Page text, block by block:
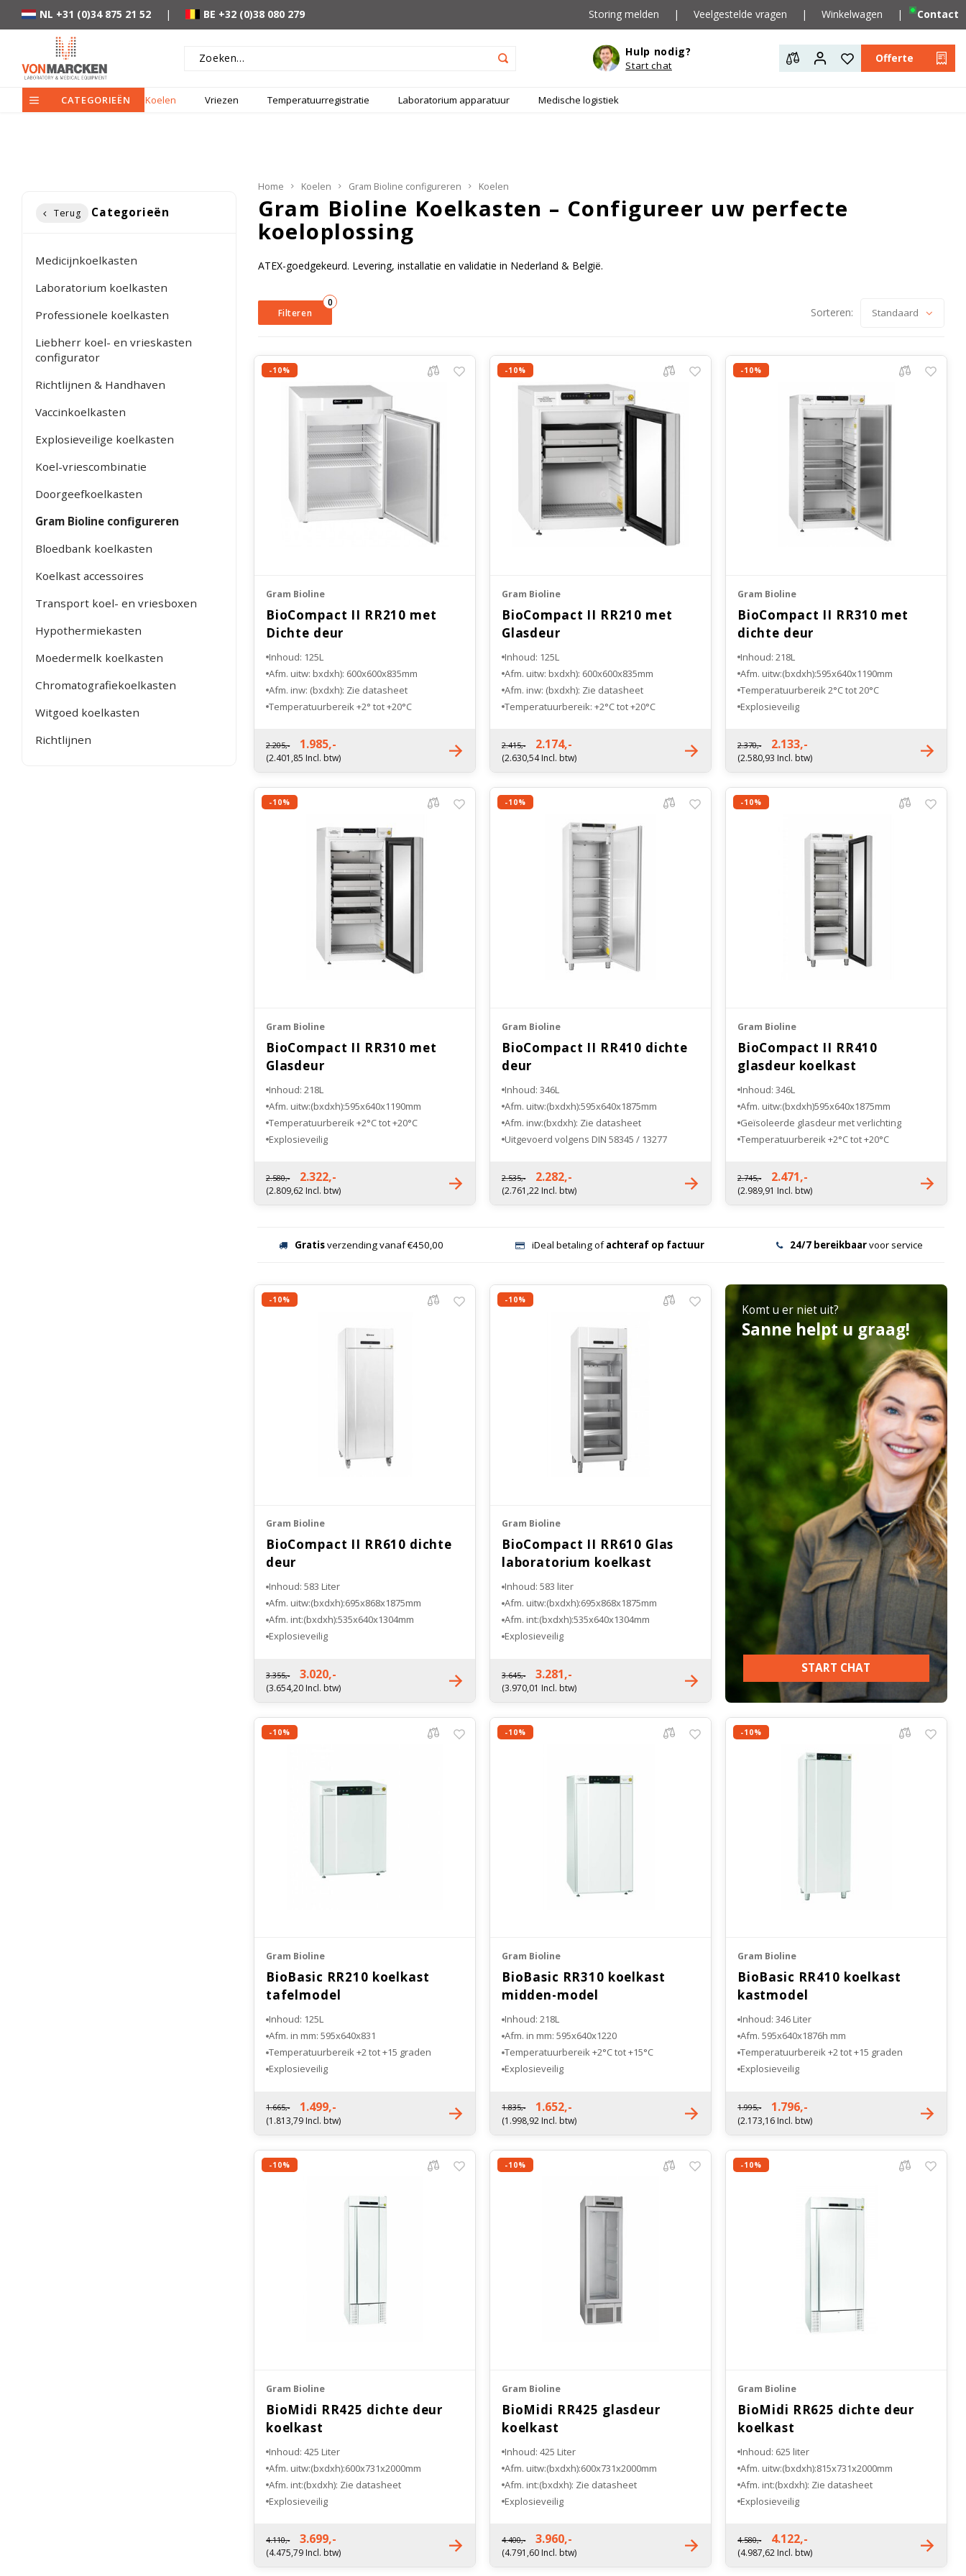
NL +31 (0)34 875 21 52 | BE +32 (0)38 080 279 Storing melden | Veelgestelde vragen | Winkelwagen | Contact
Hulp nodig?
Start chat
Offerte
CATEGORIEËN Koelen Vriezen Temperatuurregistratie Laboratorium apparatuur Medische logistiek
Terug Categorieën
Medicijnkoelkasten
Laboratorium koelkasten
Professionele koelkasten
Liebherr koel- en vrieskasten
configurator
Richtlijnen & Handhaven
Vaccinkoelkasten
Explosieveilige koelkasten
Koel-vriescombinatie
Doorgeefkoelkasten
Gram Bioline configureren
Bloedbank koelkasten
Koelkast accessoires
Transport koel- en vriesboxen
Hypothermiekasten
Moedermelk koelkasten
Chromatografiekoelkasten
Witgoed koelkasten
Richtlijnen
Home Koelen Gram Bioline configureren Koelen
Gram Bioline Koelkasten – Configureer uw perfecte
koeloplossing
ATEX-goedgekeurd. Levering, installatie en validatie in Nederland & België.
Filteren
0
Sorteren: Standaard
-10%
Gram Bioline
BioCompact II RR210 met
Dichte deur
Inhoud: 125L
Afm. uitw: bxdxh): 600x600x835mm
Afm. inw: (bxdxh): Zie datasheet
Temperatuurbereik +2° tot +20°C
2.205,- 1.985,-
(2.401,85 Incl. btw)
-10%
Gram Bioline
BioCompact II RR210 met
Glasdeur
Inhoud: 125L
Afm. uitw: bxdxh): 600x600x835mm
Afm. inw: (bxdxh): Zie datasheet
Temperatuurbereik: +2°C tot +20°C
2.415,- 2.174,-
(2.630,54 Incl. btw)
-10%
Gram Bioline
BioCompact II RR310 met
dichte deur
Inhoud: 218L
Afm. uitw:(bxdxh):595x640x1190mm
Temperatuurbereik 2°C tot 20°C
Explosieveilig
2.370,- 2.133,-
(2.580,93 Incl. btw)
-10%
Gram Bioline
BioCompact II RR310 met
Glasdeur
Inhoud: 218L
Afm. uitw:(bxdxh):595x640x1190mm
Temperatuurbereik +2°C tot +20°C
Explosieveilig
2.580,- 2.322,-
(2.809,62 Incl. btw)
-10%
Gram Bioline
BioCompact II RR410 dichte
deur
Inhoud: 346L
Afm. uitw:(bxdxh):595x640x1875mm
Afm. inw:(bxdxh): Zie datasheet
Uitgevoerd volgens DIN 58345 / 13277
2.535,- 2.282,-
(2.761,22 Incl. btw)
-10%
Gram Bioline
BioCompact II RR410
glasdeur koelkast
Inhoud: 346L
Afm. uitw:(bxdxh)595x640x1875mm
Geïsoleerde glasdeur met verlichting
Temperatuurbereik +2°C tot +20°C
2.745,- 2.471,-
(2.989,91 Incl. btw)
Gratisverzending vanaf €450,00 iDeal betaling ofachteraf op factuur 24/7 bereikbaarvoor service
-10%
Gram Bioline
BioCompact II RR610 dichte
deur
Inhoud: 583 Liter
Afm. uitw:(bxdxh):695x868x1875mm
Afm. int:(bxdxh):535x640x1304mm
Explosieveilig
3.355,- 3.020,-
(3.654,20 Incl. btw)
-10%
Gram Bioline
BioCompact II RR610 Glas
laboratorium koelkast
Inhoud: 583 liter
Afm. uitw:(bxdxh):695x868x1875mm
Afm. int:(bxdxh):535x640x1304mm
Explosieveilig
3.645,- 3.281,-
(3.970,01 Incl. btw)
Komt u er niet uit?
Sanne helpt u graag!
START CHAT
-10%
Gram Bioline
BioBasic RR210 koelkast
tafelmodel
Inhoud: 125L
Afm. in mm: 595x640x831
Temperatuurbereik +2 tot +15 graden
Explosieveilig
1.665,- 1.499,-
(1.813,79 Incl. btw)
-10%
Gram Bioline
BioBasic RR310 koelkast
midden-model
Inhoud: 218L
Afm. in mm: 595x640x1220
Temperatuurbereik +2°C tot +15°C
Explosieveilig
1.835,- 1.652,-
(1.998,92 Incl. btw)
-10%
Gram Bioline
BioBasic RR410 koelkast
kastmodel
Inhoud: 346 Liter
Afm. 595x640x1876h mm
Temperatuurbereik +2 tot +15 graden
Explosieveilig
1.995,- 1.796,-
(2.173,16 Incl. btw)
-10%
Gram Bioline
BioMidi RR425 dichte deur
koelkast
Inhoud: 425 Liter
Afm. uitw:(bxdxh):600x731x2000mm
Afm. int:(bxdxh): Zie datasheet
Explosieveilig
4.110,- 3.699,-
(4.475,79 Incl. btw)
-10%
Gram Bioline
BioMidi RR425 glasdeur
koelkast
Inhoud: 425 Liter
Afm. uitw:(bxdxh):600x731x2000mm
Afm. int:(bxdxh): Zie datasheet
Explosieveilig
4.400,- 3.960,-
(4.791,60 Incl. btw)
-10%
Gram Bioline
BioMidi RR625 dichte deur
koelkast
Inhoud: 625 liter
Afm. uitw:(bxdxh):815x731x2000mm
Afm. int:(bxdxh): Zie datasheet
Explosieveilig
4.580,- 4.122,-
(4.987,62 Incl. btw)